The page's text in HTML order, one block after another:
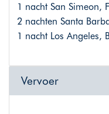
1 nacht San Simeon,
2 nachten Santa
1 nacht Los Angeles,
Vervoer